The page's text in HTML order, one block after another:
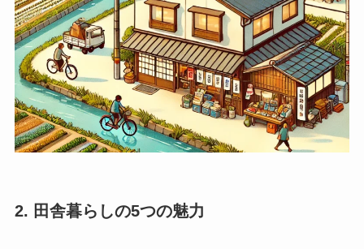
2. 田舎暮らしの5つの魅力